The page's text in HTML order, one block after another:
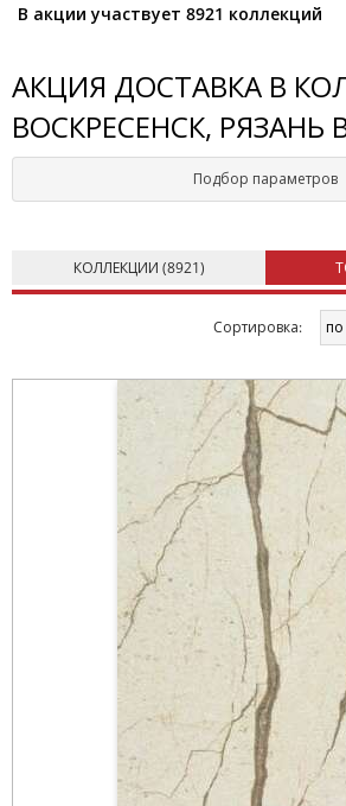
В акции участвует 8921 коллекций
АКЦИЯ ДОСТАВКА В
ВОСКРЕСЕНСК, РЯЗАНЬ
Подбор параметров
КОЛЛЕКЦИИ (8921)
Cортировка: